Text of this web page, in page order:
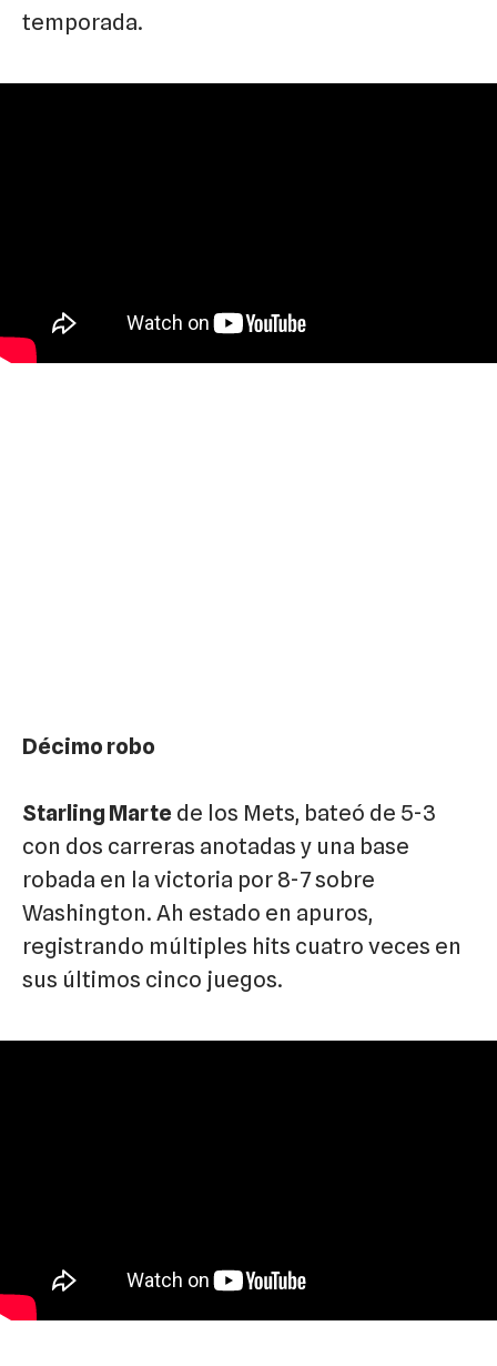
temporada.
Décimo robo
Starling Marte de los Mets, bateó de 5-3
con dos carreras anotadas y una base
robada en la victoria por 8-7 sobre
Washington. Ah estado en apuros,
registrando múltiples hits cuatro veces en
sus últimos cinco juegos.